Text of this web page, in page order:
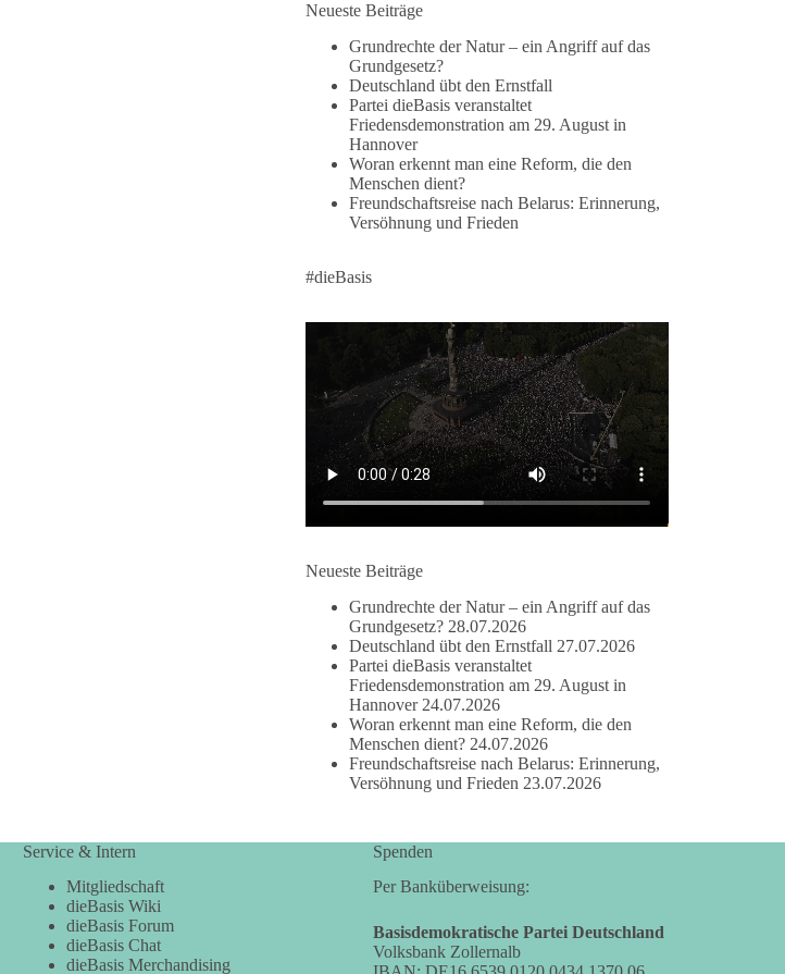
🕊 Wir wollen den Krieg mit Russland nicht!
Am 20. Juni 2026 fand in Berlin am
Brandenburger Tor die Demonstration mit dem
Motto „Russland ist nicht unser Feind“ statt.
Hier ein Auszug aus der Rede von der
Bundestagsabgeordneten Sevim Dağdelen
(BSW).
Revanchismus!“
👉 Hier geht es zum vollständigen Video:
https://www.youtube.com/live/a9hOswSNg4I?
si=2b_C6GgNY9EB-rXw
🟩🟩🟦🟦🟥🟥🟧🟧
❤️ Wir freuen uns über deine Unterstützung:
https://diebasis.de/spenden/
#dieBasis #frieden #russandistnichtunserFeind
377 168 37 Auf Facebook ansehen
DieBasis
1 Tag zuvor
Wusstest du, dass ein guter Antrag nicht besser
oder schlechter wird, nur weil er von einer
bestimmten Partei kommt?
Pflege, Wirtschaft, Infrastruktur und die
Kommunen. Diese Probleme werden nicht
und erst danach auf den Inhalt geschaut wird.
Neueste Beiträge
Grundrechte der Natur – ein Angriff auf das
Grundgesetz?
Deutschland übt den Ernstfall
Partei dieBasis veranstaltet
Friedensdemonstration am 29. August in
Hannover
Woran erkennt man eine Reform, die den
Menschen dient?
Freundschaftsreise nach Belarus: Erinnerung,
Versöhnung und Frieden
#dieBasis
Neueste Beiträge
Grundrechte der Natur – ein Angriff auf das
Grundgesetz? 28.07.2026
Deutschland übt den Ernstfall 27.07.2026
Partei dieBasis veranstaltet
Friedensdemonstration am 29. August in
Hannover 24.07.2026
Woran erkennt man eine Reform, die den
Menschen dient? 24.07.2026
Freundschaftsreise nach Belarus: Erinnerung,
Versöhnung und Frieden 23.07.2026
Service & Intern
Mitgliedschaft
dieBasis Wiki
dieBasis Forum
dieBasis Chat
dieBasis Merchandising
Spenden
Per Banküberweisung:
Basisdemokratische Partei Deutschland
Volksbank Zollernalb